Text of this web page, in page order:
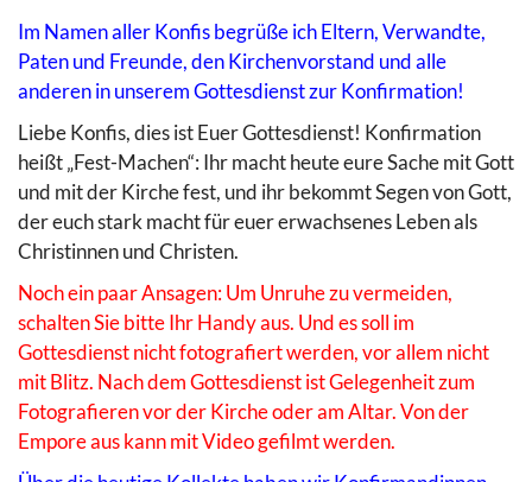
Im Namen aller Konfis begrüße ich Eltern, Verwandte,
Paten und Freunde, den Kirchenvorstand und alle
anderen in unserem Gottesdienst zur Konfirmation!
Liebe Konfis, dies ist Euer Gottesdienst! Konfirmation
heißt „Fest-Machen“: Ihr macht heute eure Sache mit Gott
und mit der Kirche fest, und ihr bekommt Segen von Gott,
der euch stark macht für euer erwachsenes Leben als
Christinnen und Christen.
Noch ein paar Ansagen: Um Unruhe zu vermeiden,
schalten Sie bitte Ihr Handy aus. Und es soll im
Gottesdienst nicht fotografiert werden, vor allem nicht
mit Blitz. Nach dem Gottesdienst ist Gelegenheit zum
Fotografieren vor der Kirche oder am Altar. Von der
Empore aus kann mit Video gefilmt werden.